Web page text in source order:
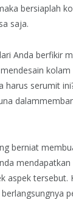
bersiaplah
saja.
Anda berfikir
harus serumit
berniat
aspek tersebut.